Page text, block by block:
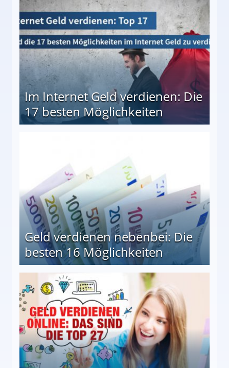
Im Internet Geld verdienen: Die
17 besten Möglichkeiten
Geld verdienen nebenbei: Die
besten 16 Möglichkeiten